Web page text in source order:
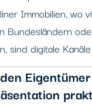
Immobilien, wo
Bundesländern
sind digitale